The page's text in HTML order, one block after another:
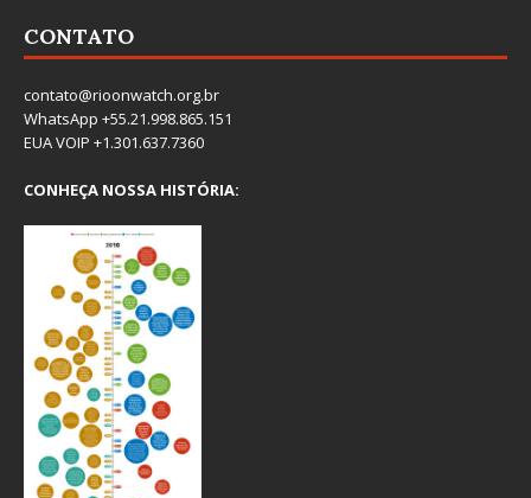
CONTATO
contato@rioonwatch.org.br
WhatsApp +55.21.998.865.151
EUA VOIP +1.301.637.7360
CONHEÇA NOSSA HISTÓRIA: